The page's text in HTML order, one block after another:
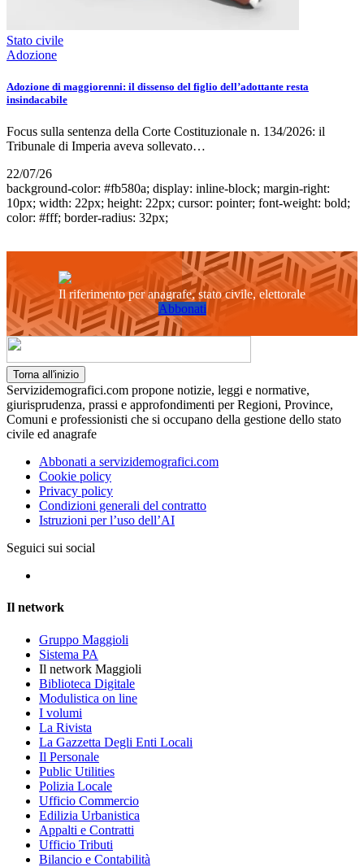
Stato civile
Adozione
Adozione di maggiorenni: il dissenso del figlio dell’adottante resta
insindacabile
Focus sulla sentenza della Corte Costituzionale n. 134/2026: il
Tribunale di Imperia aveva sollevato…
22/07/26
background-color: #fb580a; display: inline-block; margin-right:
10px; width: 22px; height: 22px; cursor: pointer; font-weight: bold;
color: #fff; border-radius: 32px;
Il riferimento per anagrafe, stato civile, elettorale
Abbonati
Torna all'inizio
Servizidemografici.com propone notizie, leggi e normative,
giurisprudenza, prassi e approfondimenti per Regioni, Province,
Comuni e professionisti che si occupano della gestione dello stato
civile ed anagrafe
Abbonati a servizidemografici.com
Cookie policy
Privacy policy
Condizioni generali del contratto
Istruzioni per l’uso dell’AI
Seguici sui social
Il network
Gruppo Maggioli
Sistema PA
Il network Maggioli
Biblioteca Digitale
Modulistica on line
I volumi
La Rivista
La Gazzetta Degli Enti Locali
Il Personale
Public Utilities
Polizia Locale
Ufficio Commercio
Edilizia Urbanistica
Appalti e Contratti
Ufficio Tributi
Bilancio e Contabilità